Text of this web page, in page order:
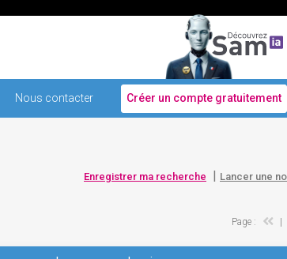
Nous contacter Créer un compte gratuitement
Enregistrer ma recherche | Lancer une
Page :